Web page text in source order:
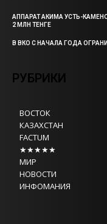
АППАРАТ АКИМА УСТЬ-
2 МЛН ТЕНГЕ
В ВКО С НАЧАЛА ГОДА
РУБРИКИ
ВОСТОК
КАЗАХСТАН
FACTUM
★★★★★
МИР
НОВОСТИ
ИНФОМАНИЯ